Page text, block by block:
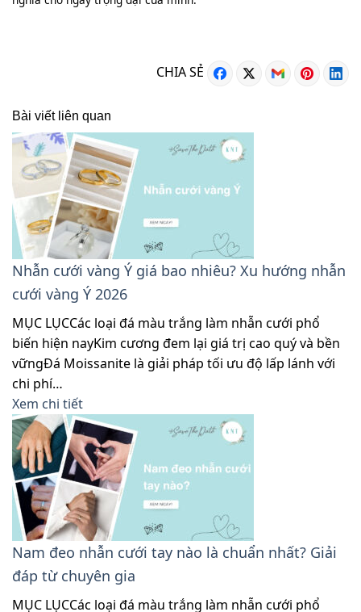
CHIA SẺ
Bài viết liên quan
Nhẫn cưới vàng Ý giá bao nhiêu? Xu hướng nhẫn
cưới vàng Ý 2026
MỤC LỤCCác loại đá màu trắng làm nhẫn cưới phổ
biến hiện nayKim cương đem lại giá trị cao quý và bền
vữngĐá Moissanite là giải pháp tối ưu độ lấp lánh với
chi phí…
Xem chi tiết
Nam đeo nhẫn cưới tay nào là chuẩn nhất? Giải
đáp từ chuyên gia
MỤC LỤCCác loại đá màu trắng làm nhẫn cưới phổ